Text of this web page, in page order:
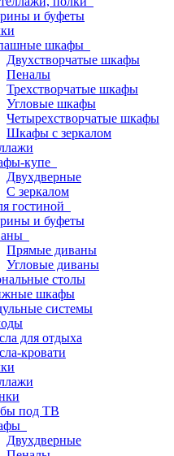
и буфеты
шкафы
Двухстворчатые шкафы
Пеналы
Трехстворчатые шкафы
Угловые шкафы
Четырехстворчатые шкафы
Шкафы с зеркалом
купе
Двухдверные
С зеркалом
гостиной
и буфеты
Прямые диваны
Угловые диваны
столы
шкафы
системы
для отдыха
кровати
под ТВ
Двухдверные